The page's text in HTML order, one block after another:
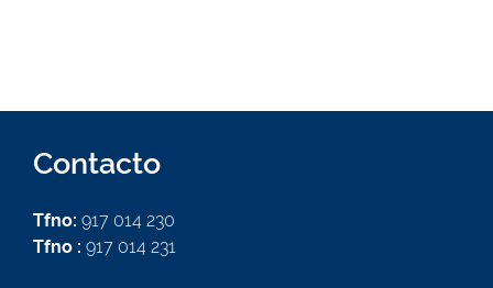
Contacto
Tfno: 917 014 230
Tfno : 917 014 231